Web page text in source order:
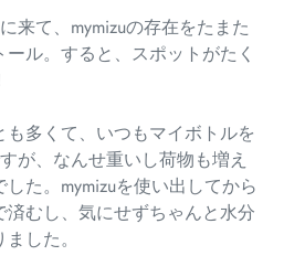
来て、mymizuの存在をたまた
ル。すると、スポットがたく
多くて、いつもマイボトルを
が、なんせ重いし荷物も増え
た。mymizuを使い出してから
むし、気にせずちゃんと水分
した。